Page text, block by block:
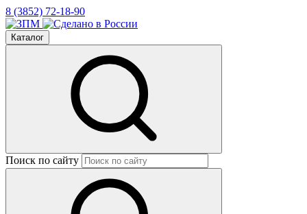
8 (3852) 72-18-90
Каталог
Поиск по сайту